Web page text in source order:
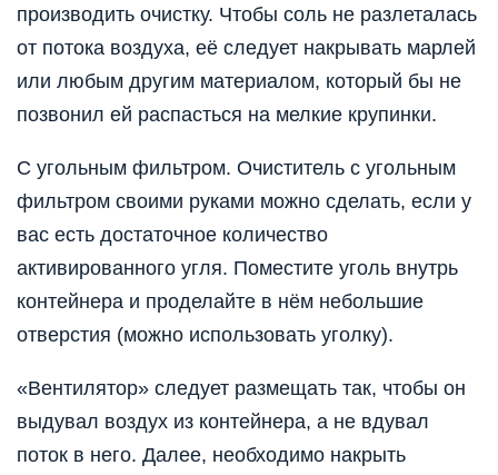
производить очистку. Чтобы соль не разлеталась
от потока воздуха, её следует накрывать марлей
или любым другим материалом, который бы не
позвонил ей распасться на мелкие крупинки.
С угольным фильтром. Очиститель с угольным
фильтром своими руками можно сделать, если у
вас есть достаточное количество
активированного угля. Поместите уголь внутрь
контейнера и проделайте в нём небольшие
отверстия (можно использовать уголку).
«Вентилятор» следует размещать так, чтобы он
выдувал воздух из контейнера, а не вдувал
поток в него. Далее, необходимо накрыть